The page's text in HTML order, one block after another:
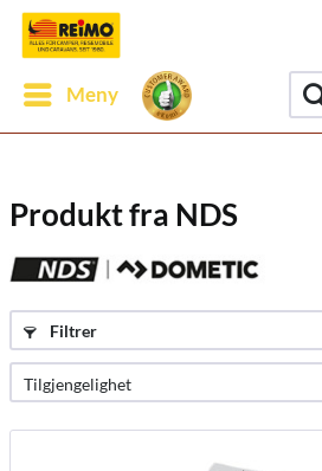
Meny
Produkt fra NDS
Filtrer